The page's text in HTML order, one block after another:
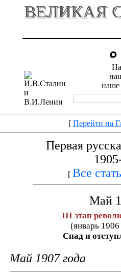
ВЕЛИКАЯ
наше
[ Перейти на
Первая
[ Все
Май
III этап
(январь
Спад и
Май 1907 года